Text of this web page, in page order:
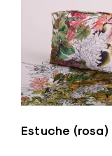
Estuche (rosa)